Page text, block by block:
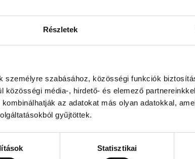
Részletek
személyre szabásához, közösségi funkciók
közösségi média-, hirdető- és elemező
az adatokat más olyan adatokkal,
gyűjtöttek.
Statisztikai
azokat a